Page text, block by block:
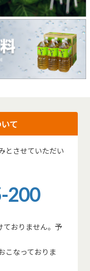
て
とさせていただい
200
ておりません。予
こなっておりま